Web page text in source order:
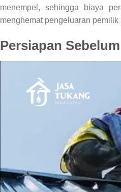
menempel, sehingga biaya
menghemat pengeluaran pemilik
Persiapan